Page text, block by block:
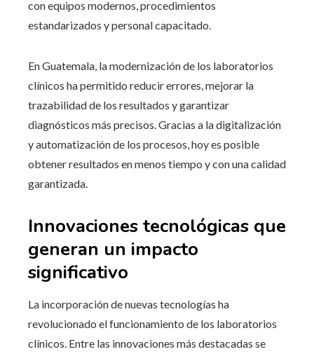
con equipos modernos, procedimientos
estandarizados y personal capacitado.
En Guatemala, la modernización de los laboratorios
clínicos ha permitido reducir errores, mejorar la
trazabilidad de los resultados y garantizar
diagnósticos más precisos. Gracias a la digitalización
y automatización de los procesos, hoy es posible
obtener resultados en menos tiempo y con una calidad
garantizada.
Innovaciones tecnológicas que
generan un impacto
significativo
La incorporación de nuevas tecnologías ha
revolucionado el funcionamiento de los laboratorios
clínicos. Entre las innovaciones más destacadas se